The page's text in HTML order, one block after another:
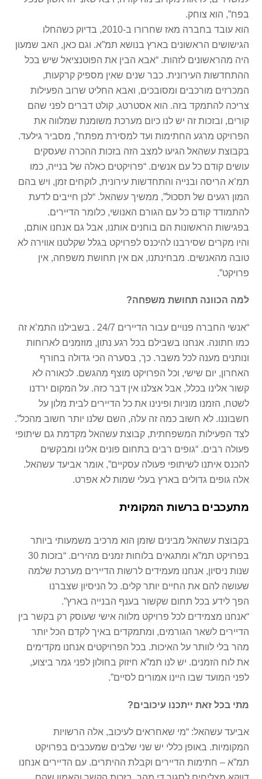
בפח”, הוא צוחק.
הוא עובד בחברה מאז שחרורו ב-2010, בדיוק כשהחלו
הגישושים הראשונים בארץ בנושא תמ”א. וגם כאן, האב שמעון
היה מהראשונים לזהות. “אבא הבין את הפוטנציאל שיש בכל
ההתחדשות העירונית. כבר שנים שאין מספיק קרקעות,
המכרזים מורכבים ומסובכים, ואבא החליט שרוב הפעילות
צריכה להתמקד בזה. הוא אסטרטג, קולט דברים לפני שהם
קורים, ובזכות זה יש לנו כיום מערכת משומנת שמלווה את
הפרויקט מרגע החתימות ועד למסירת מפתח”, מסביר גילעד.
בקבוצת עשהאל הגיעו למצב הזה בזכות ההכרה שעסקים
עושים קודם כל עם אנשים. “פרויקטים כאלה של בנייה, כמו
תמ’א הריסה ובנייה והתחדשות עירונית, לוקחים זמן, ויש בהם
המון רגעים של תסכול”, ממשיך עשהאל. “לכן חייבים לדעת
להתמודד קודם כל עם הגורם האנושי, כלומר הדיירים.
בפגישות הראשונות הם בוחנים אותנו, אבל גם אנחנו אותם,
והיו מקרים שסירבנו להיכנס לפרויקט בגלל שקלטנו אווירה לא
טובה מהאנשים. מבחינתנו, אם אין תחושת משפחה, אין
פרויקט”.
למה הכוונה תחושת משפחה?
“אנשי החברה פנויים עבור הדיירים 24/7 . בשבילנו התמ’א זה
כמו חתונה. אנחנו בשבילם בכל רגע נתון, מוזמנים לארוחות
ונותנים מענה לכל משבר. כך, בסערה הכי גדולה בחורף
האחרון, יום שישי, וכל הפרויקט מוצף מהגשם. לכאורה לא
קשור אלינו בכלל, אבל אצלנו אין דבר כזה. על המקום ירדנו
לשטח, הזמנו מוניות ופינינו את כל הדיירים לבית מלון על
חשבוננו. לא חשוב כמה זה עלה, השם שלנו יותר חשוב מהכל”.
לצד הפעילות המשפחתית, קבוצת עשהאל מקדמת גם שיתופי
פעולה רבים. “גופים רבים בתחום פונים אלינו ומבקשים
להכנס איתנו לשיתופי פעולה עסקיים”, אומר אביעד עשהאל.
אלה גופים גדולים בארץ בעלי שמות לא אפרט.
מתעכבים ברשות המקומית
בקבוצת עשהאל מבינים שזמן הוא מרכיב משמעותי ביותר
בפרויקט תמ”א ומתגאים בלוחות זמנים מהירים. “בזכות 30
שנות ניסיון, אנחנו מעמידים לרשות הדיירים מערכת שלמה
שעושה להם את החיים יותר קלים. כל הניסיון שצברנו
הפך לידע בכל תחום שקשור בענף הבנייה בארץ”.
“אנחנו מצמידים לכל פרויקט מלווה אישי שעוסק רק בקשר בין
הדיירים לשאר הגורמים, ומתמקדים באיך לקדם הכל יותר
מהר בלי לוותר על האיכות. בכל הפרויקטים אנחנו מקדימים
את לוח הזמנים. יש לנו תמ”א חיזוק בחולון לפני גמר ביצוע,
לפני המועד שבו היינו אמורים לסיים”.
מתי בכל זאת ייתכנו עיכובים?
אביעד עשהאל: “מי שאחראים לעיכוב, אלה הרשויות
המקומיות. באופן כללי יש שני שלבים שמעכבים בפרויקט
תמ”א – חתימות הדיירים וקבלת ההיתרים. עם הדיירים אנחנו